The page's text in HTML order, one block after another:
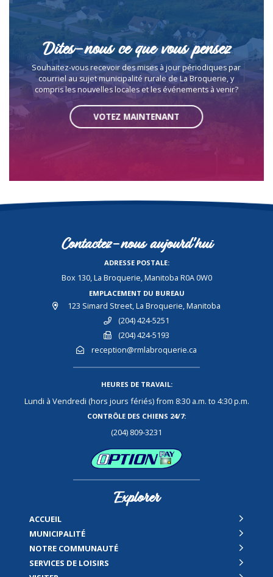
Dites-nous ce que vous pensez
Souhaitez-vous recevoir des mises à jour périodiques par
courriel au sujet municipalité rurale de La Broquerie, y
compris les nouvelles locales et les événements à venir?
VOTEZ MAINTENANT
Contactez-nous aujourd'hui
ADRESSE POSTALE:
Box 130, La Broquerie, Manitoba R0A 0W0
EMPLACEMENT DU BUREAU
123 Simard Street, La Broquerie, Manitoba
(204) 424-5251
(204) 424-5193
reception@rmlabroquerie.ca
HEURES DE TRAVAIL:
Lundi à Vendredi (hors jours fériés) from 8:30 a.m. to 4:30 p.m.
CONTRÔLE DES CHIENS 24/7:
(204) 809-3231
Explorer
ACCUEIL
MUNICIPALITÉ
NOTRE COMMUNAUTÉ
SERVICES DE LOISIRS